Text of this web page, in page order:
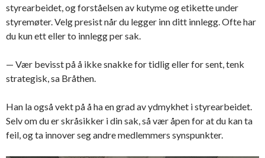
styrearbeidet, og forståelsen av kutyme og etikette under
styremøter. Velg presist når du legger inn ditt innlegg. Ofte har
du kun ett eller to innlegg per sak.
— Vær bevisst på å ikke snakke for tidlig eller for sent, tenk
strategisk, sa Bråthen.
Han la også vekt på å ha en grad av ydmykhet i styrearbeidet.
Selv om du er skråsikker i din sak, så vær åpen for at du kan ta
feil, og ta innover seg andre medlemmers synspunkter.